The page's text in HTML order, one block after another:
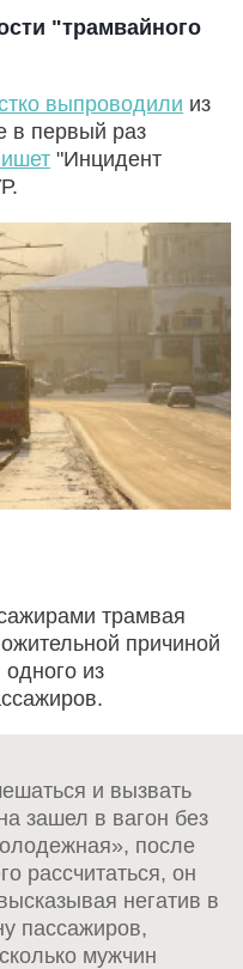
"трамвайного
выпроводили из
в первый раз
"Инцидент
трамвая
причиной
одного из
и вызвать
зашел в вагон без
после
рассчитаться, он
негатив в
пассажиров,
мужчин